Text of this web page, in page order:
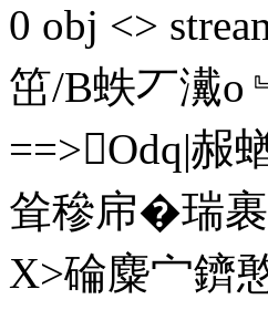
0 obj <>
笜/В蛈丆
==>Odq|
耸穇帍�瑞
X>碖麋宀鑇